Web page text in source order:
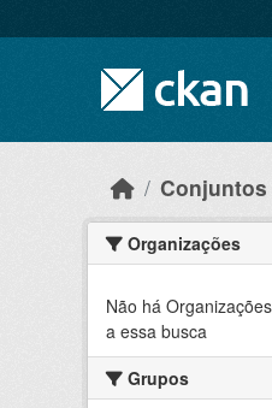
Organizações
Não há
a essa busca
Grupos